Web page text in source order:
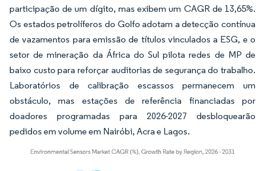
participação de um dígito, mas exibem um CAGR de 13,65%.
Os estados petrolíferos do Golfo adotam a detecção contínua
de vazamentos para emissão de títulos vinculados a ESG, e o
setor de mineração da África do Sul pilota redes de MP de
baixo custo para reforçar auditorias de segurança do trabalho.
Laboratórios de calibração escassos permanecem um
obstáculo, mas estações de referência financiadas por
doadores programadas para 2026-2027 desbloquearão
pedidos em volume em Nairóbi, Acra e Lagos.